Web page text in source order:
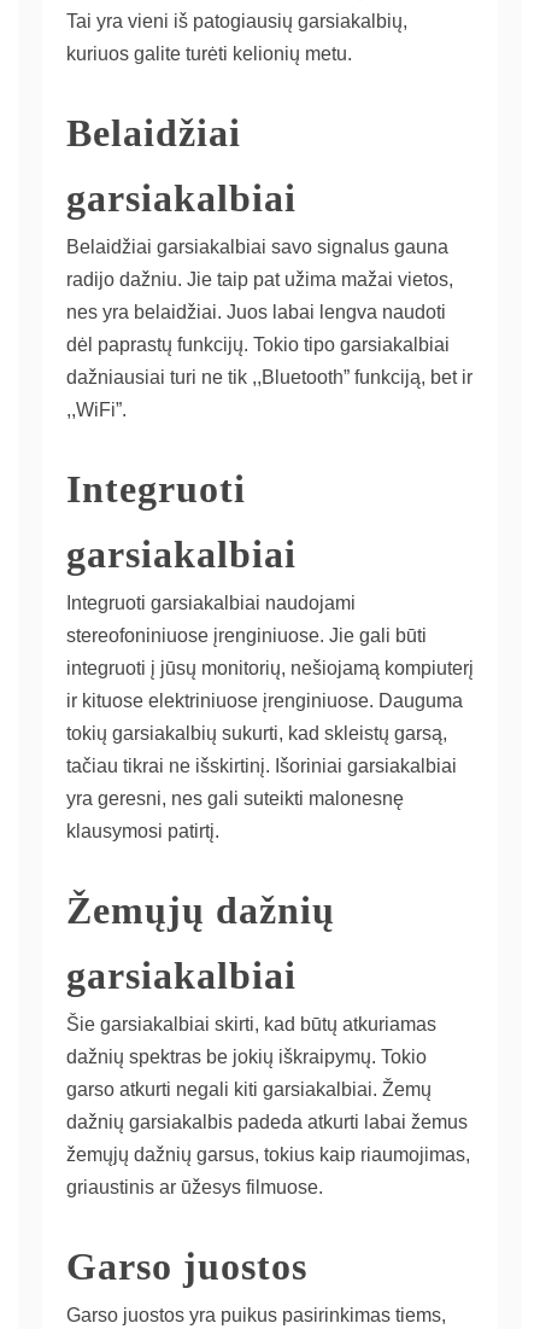
Tai yra vieni iš patogiausių garsiakalbių,
kuriuos galite turėti kelionių metu.
Belaidžiai
garsiakalbiai
Belaidžiai garsiakalbiai savo signalus gauna
radijo dažniu. Jie taip pat užima mažai vietos,
nes yra belaidžiai. Juos labai lengva naudoti
dėl paprastų funkcijų. Tokio tipo garsiakalbiai
dažniausiai turi ne tik ,,Bluetooth” funkciją, bet ir
,,WiFi”.
Integruoti
garsiakalbiai
Integruoti garsiakalbiai naudojami
stereofoniniuose įrenginiuose. Jie gali būti
integruoti į jūsų monitorių, nešiojamą kompiuterį
ir kituose elektriniuose įrenginiuose. Dauguma
tokių garsiakalbių sukurti, kad skleistų garsą,
tačiau tikrai ne išskirtinį. Išoriniai garsiakalbiai
yra geresni, nes gali suteikti malonesnę
klausymosi patirtį.
Žemųjų dažnių
garsiakalbiai
Šie garsiakalbiai skirti, kad būtų atkuriamas
dažnių spektras be jokių iškraipymų. Tokio
garso atkurti negali kiti garsiakalbiai. Žemų
dažnių garsiakalbis padeda atkurti labai žemus
žemųjų dažnių garsus, tokius kaip riaumojimas,
griaustinis ar ūžesys filmuose.
Garso juostos
Garso juostos yra puikus pasirinkimas tiems,